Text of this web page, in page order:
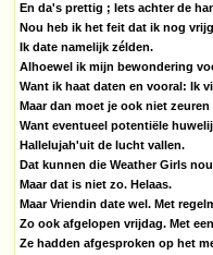
En da's prettig ; Iets achter de
Nou heb ik het feit dat ik nog
Ik date namelijk zélden.
Alhoewel ik mijn bewondering
Want ik haat daten en vooral: Ik
Maar dan moet je ook niet
Want eventueel potentiële
Hallelujah'uit de lucht vallen.
Dat kunnen die Weather Girls
Maar dat is niet zo. Helaas.
Maar Vriendin date wel. Met
Zo ook afgelopen vrijdag. Met
Ze hadden afgesproken op het